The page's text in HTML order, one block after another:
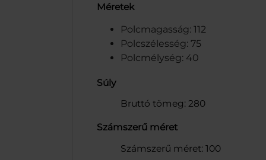
Méretek
Polcmagasság: 112
Polcszélesség: 75
Polcmélység: 40
Súly
Bruttó tömeg: 280
Számszerű méret
Számszerű méret: 100